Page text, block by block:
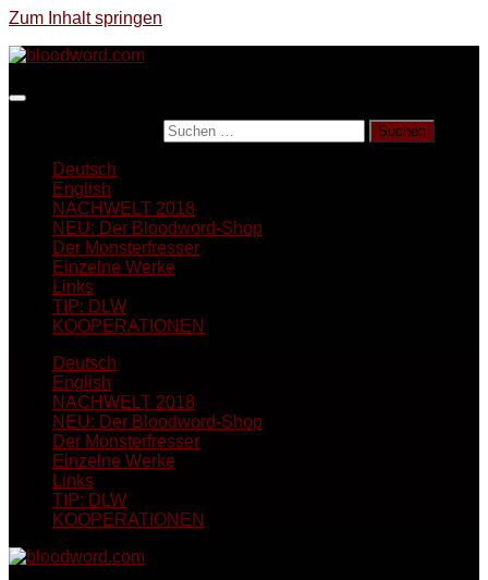
Zum Inhalt springen
Deutsch
English
NACHWELT 2018
NEU: Der Bloodword-Shop
Der Monsterfresser
Einzelne Werke
Links
TIP: DLW
KOOPERATIONEN
Deutsch
English
NACHWELT 2018
NEU: Der Bloodword-Shop
Der Monsterfresser
Einzelne Werke
Links
TIP: DLW
KOOPERATIONEN